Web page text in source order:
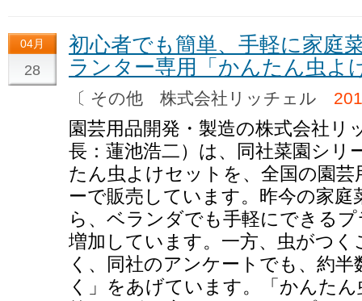
04月
28
初心者でも簡単、手軽に家庭
ランター専用「かんたん虫よ
〔 その他 株式会社リッチェル
園芸用品開発・製造の株式会社リ
長：蓮池浩二）は、同社菜園シリ
たん虫よけセットを、全国の園
ーで販売しています。昨今の家
ら、ベランダでも手軽にできる
増加しています。一方、虫がつ
く、同社のアンケートでも、約
く」をあげています。「かんた